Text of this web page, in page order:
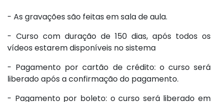
- As gravações são feitas em sala de aula.
- Curso com duração de 150 dias, após todos os
vídeos estarem disponíveis no sistema
- Pagamento por cartão de crédito: o curso será
liberado após a confirmação do pagamento.
- Pagamento por boleto: o curso será liberado em